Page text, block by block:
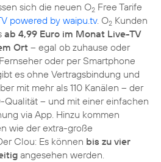
sich die neuen O2 Free Tarife
powered by waipu.tv. O2 Kunden
ab 4,99 Euro im Monat Live-TV
Ort – egal ob zuhause oder
oder per Smartphone
es ohne Vertragsbindung und
mit mehr als 110 Kanälen – der
Qualität – und mit einer einfachen
via App. Hinzu kommen
wie der extra-große
Clou: Es können bis zu vier
angesehen werden.